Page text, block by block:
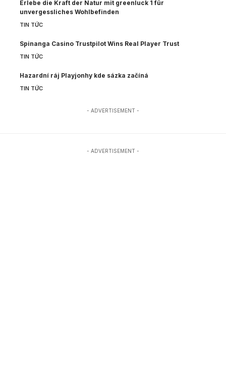
Erlebe die Kraft der Natur mit greenluck 1 für
unvergessliches Wohlbefinden
TIN TỨC
Spinanga Casino Trustpilot Wins Real Player Trust
TIN TỨC
Hazardní ráj Playjonhy kde sázka začíná
TIN TỨC
- ADVERTISEMENT -
- ADVERTISEMENT -